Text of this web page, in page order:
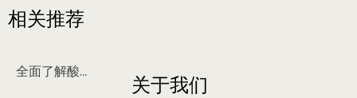
关于我们
相关推荐
全面了解酸梅汤